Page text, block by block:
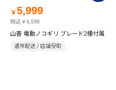
￥5,999
税込￥6,598
山善 電動ノコギリ ブレード2種付属
通常配送 / 店舗受取